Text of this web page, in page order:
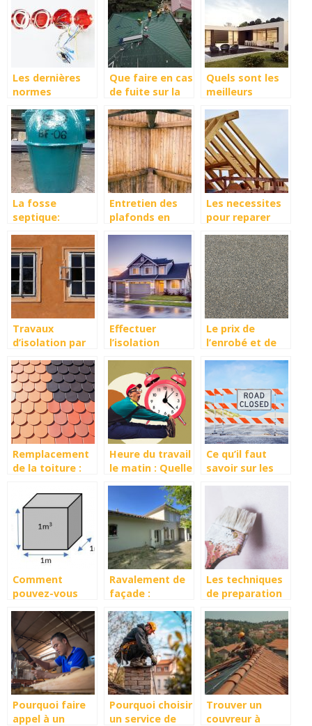
d’une toiture
Les dernières
normes
respecter chez
vous
Que faire en cas
de fuite sur la
maison?
Quels sont les
meilleurs
logiciels 3D
pour amenager
son jardin ?
La fosse
septique:
des eaux usees!
Entretien des
plafonds en
faut savoir
Les necessites
pour reparer
Travaux
d’isolation par
qu’il faut savoir
Effectuer
l’isolation
maison à
Annecy
Le prix de
l’enrobé et de
Remplacement
de la toiture :
modernisation ?
Heure du travail
le matin : Quelle
recommande
pour
commencer ?
Ce qu’il faut
savoir sur les
Comment
pouvez-vous
convertir des
metres cubes ?
Ravalement de
façade :
l’esthétique et
la durabilité de
votre maison
Les techniques
de preparation
avant peinture
Pourquoi faire
appel à un
Pourquoi choisir
un service de
Trouver un
couvreur à